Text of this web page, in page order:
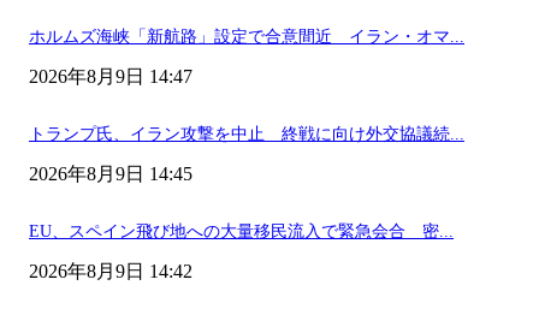
ホルムズ海峡「新航路」設定で合意間近 イラン・オマ...
2026年8月9日 14:47
トランプ氏、イラン攻撃を中止 終戦に向け外交協議続...
2026年8月9日 14:45
EU、スペイン飛び地への大量移民流入で緊急会合 密...
2026年8月9日 14:42